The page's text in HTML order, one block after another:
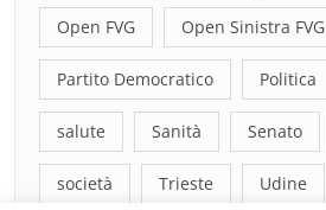
Open FVG Open Sinistra FVG
Partito Democratico Politica
salute Sanità Senato
società Trieste Udine